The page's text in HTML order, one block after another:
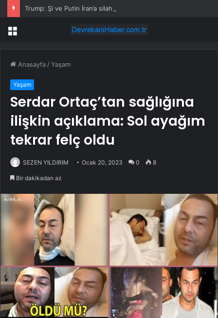
Trump: Şi ve Putin İran’a silah satmayacaklarını söyledi
Menü
Anasayfa /Yaşam
Yaşam
Serdar Ortaç’tan sağlığına
ilişkin açıklama: Sol ayağım
tekrar felç oldu
SEZEN YILDIRIM Ocak 20, 2023 0 8
Bir dakikadan az